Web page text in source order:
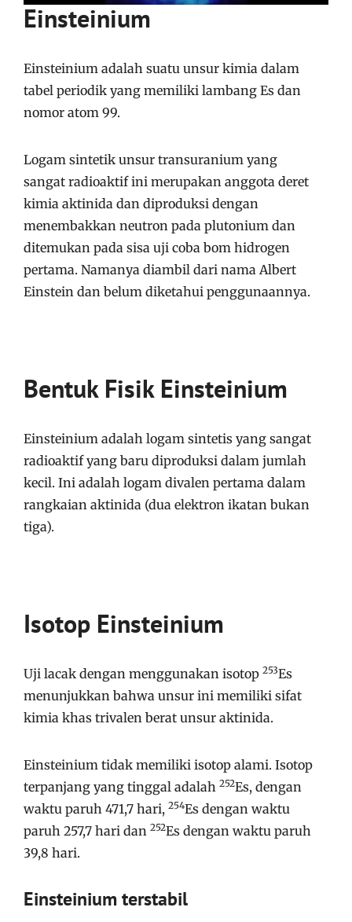
Einstei­nium
Einstei­nium adalah suatu unsur kimia dalam
tabel periodik yang memiliki lambang Es dan
nomor atom 99.
Logam sintetik unsur transuranium yang
sangat radioaktif ini merupakan anggota deret
kimia aktinida dan diproduksi dengan
menembakkan neutron pada plutonium dan
ditemukan pada sisa uji coba bom hidrogen
pertama. Namanya diambil dari nama Albert
Einstein dan belum diketahui penggunaannya.
Bentuk Fisik Einstei­nium
Einsteinium adalah logam sintetis yang sangat
radioaktif yang baru diproduksi dalam jumlah
kecil. Ini adalah logam divalen pertama dalam
rangkaian aktinida (dua elektron ikatan bukan
tiga).
Isotop Einstei­nium
Uji lacak dengan menggunakan isotop 253Es
menunjukkan bahwa unsur ini memiliki sifat
kimia khas trivalen berat unsur aktinida.
Einsteinium tidak memiliki isotop alami. Isotop
terpanjang yang tinggal adalah 252Es, dengan
waktu paruh 471,7 hari, 254Es dengan waktu
paruh 257,7 hari dan 252Es dengan waktu paruh
39,8 hari.
Einstei­nium terstabil